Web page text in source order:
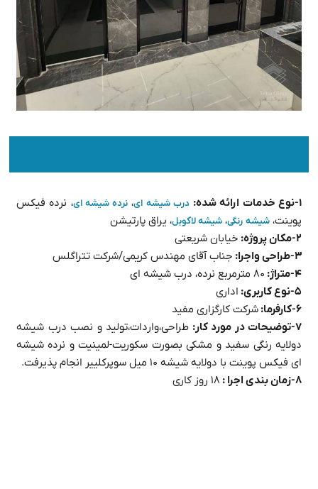
۱-نوع خدمات ارائه شده: درب شیشه ای، نرده شیشه ای، نرده فیکس
پوینت، شیشه رنگی، شیشه لاکوبل، یراق پارتیشن
۲-مکان پروژه:
خیابان شریعتی
۳-طراحی واجرا:
جناب آقای مهندس کریمی/شرکت تتراگلس
۴-متراژ:
۸۰ مترمربع نرده، درب شیشه ای
۵-نوع کاربری:
اداری
۶-کارفرما:
شرکت کارگزاری مفید
۷-توضیحات در مورد کار:
طراحی،واردات،تولید و نصب درب شیشه
دولایه رنگی سفید و مشکی بصورت سکوریت-لمینیت و نرده شیشه
ای فیکس پوینت با دولایه شیشه ۱۰ میل سوپرکلییر انجام پذیرفت.
۸-زمان بندی اجرا :
۱۸ روز کاری